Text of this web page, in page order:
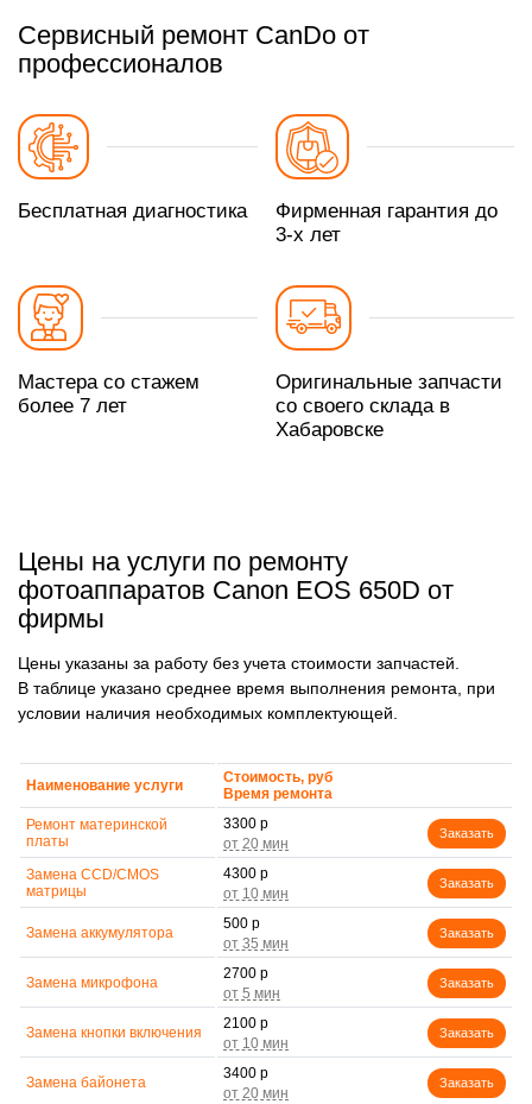
Сервисный ремонт CanDo от
профессионалов
Бесплатная диагностика
Фирменная гарантия до
3-х лет
Мастера со стажем
более 7 лет
Оригинальные запчасти
со своего склада в
Хабаровске
Цены на услуги по ремонту
фотоаппаратов Canon EOS 650D от
фирмы
Цены указаны за работу без учета стоимости запчастей.
В таблице указано среднее время выполнения ремонта, при
условии наличия необходимых комплектующей.
Наименование услуги
Стоимость, руб
Время ремонта
Ремонт материнской
платы
3300 р
Заказать
Замена CCD/CMOS
матрицы
4300 р
Заказать
Замена аккумулятора
500 р
Заказать
Замена микрофона
2700 р
Заказать
Замена кнопки включения
2100 р
Заказать
Замена байонета
3400 р
Заказать